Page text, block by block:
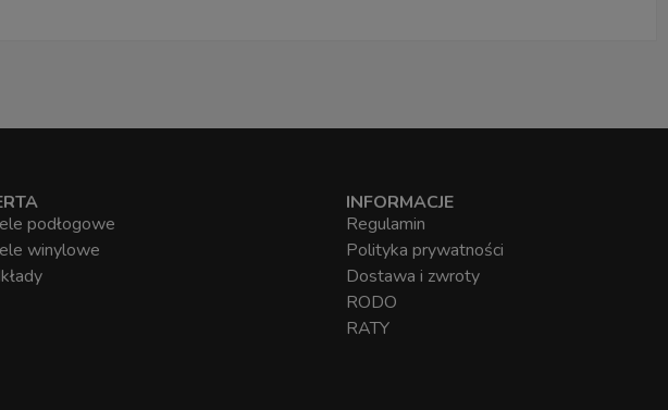
podłogowe
winylowe
INFORMACJE
Regulamin
Polityka prywatności
Dostawa i zwroty
RODO
RATY